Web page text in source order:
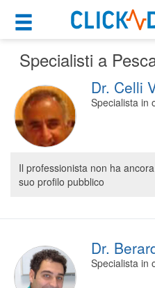
Motore
Cerca
Scegli specialità, prestazione
Cosa possiamo offrirti
Per i pazienti
Prenota una visita
Ricerca specialisti
Consulti online
Per gli specialisti
Prenotazioni online
Specialisti a
Dr. Celli
Specialista in
Il professionista non ha
suo profilo pubblico
Dr.
Specialista in